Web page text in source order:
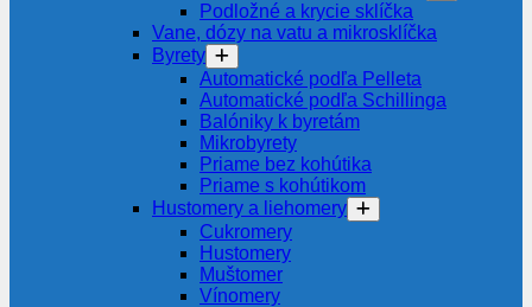
Podložné a krycie sklíčka
Vane, dózy na vatu a mikrosklíčka
Byrety
Automatické podľa Pelleta
Automatické podľa Schillinga
Balóniky k byretám
Mikrobyrety
Priame bez kohútika
Priame s kohútikom
Hustomery a liehomery
Cukromery
Hustomery
Muštomer
Vínomery